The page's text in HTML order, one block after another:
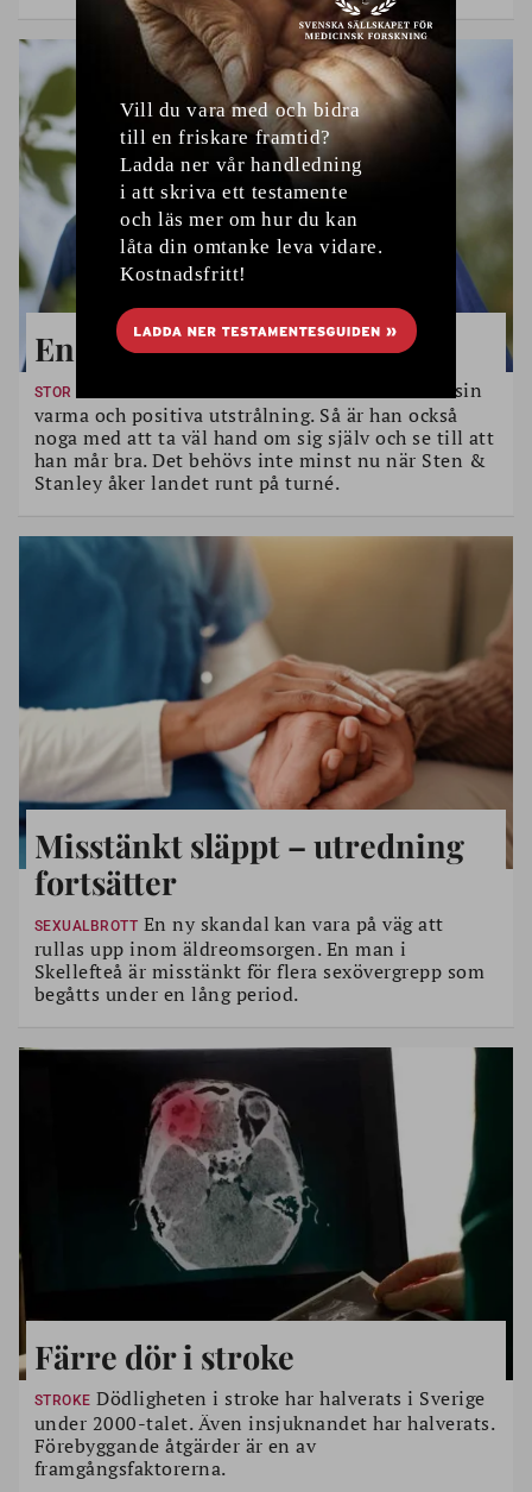
En artist i toppform
STOR INTERVJU
Sten Nilsson brukar få beröm för sin
varma och positiva utstrålning. Så är han också
noga med att ta väl hand om sig själv och se till att
han mår bra. Det behövs inte minst nu när Sten &
Stanley åker landet runt på turné.
Misstänkt släppt – utredning
fortsätter
SEXUALBROTT En ny skandal kan vara på väg att
rullas upp inom äldreomsorgen. En man i
Skellefteå är misstänkt för flera sexövergrepp som
begåtts under en lång period.
Färre dör i stroke
STROKE Dödligheten i stroke har halverats i Sverige
under 2000-talet. Även insjuknandet har halverats.
Förebyggande åtgärder är en av
framgångsfaktorerna.